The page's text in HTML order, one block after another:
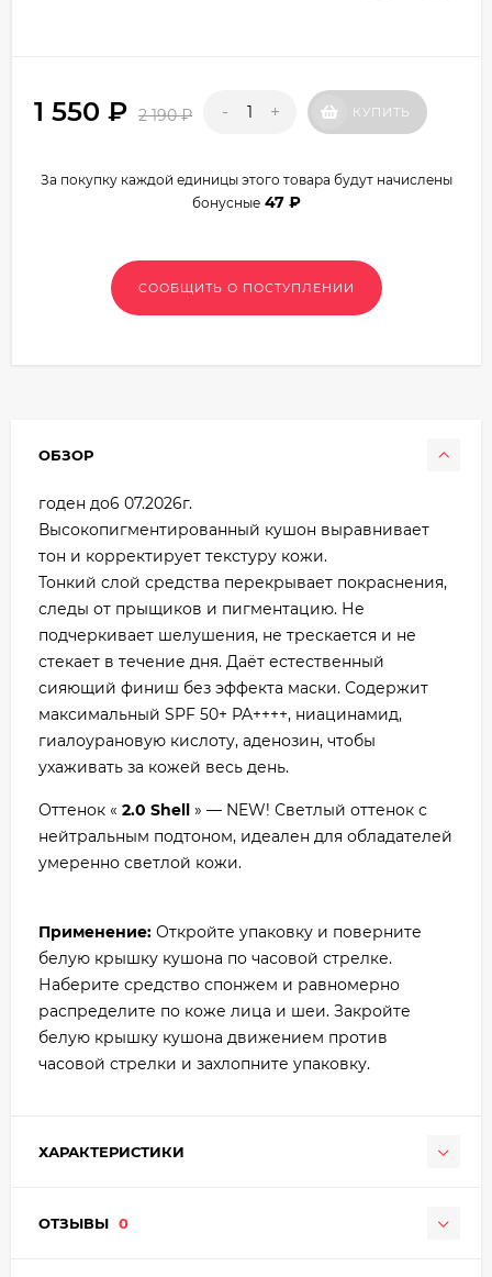
1 550 ₽ 2 190₽ - + КУПИТЬ
За покупку каждой единицы этого товара будут начислены
бонусные 47 ₽
СООБЩИТЬ О ПОСТУПЛЕНИИ
ОБЗОР
годен до6 07.2026г.
Высокопигментированный кушон выравнивает
тон и корректирует текстуру кожи.
Тонкий слой средства перекрывает покраснения,
следы от прыщиков и пигментацию. Не
подчеркивает шелушения, не трескается и не
стекает в течение дня. Даёт естественный
сияющий финиш без эффекта маски. Содержит
максимальный SPF 50+ PA++++, ниацинамид,
гиалоурановую кислоту, аденозин, чтобы
ухаживать за кожей весь день.
Оттенок « 2.0 Shell » — NEW! Светлый оттенок с
нейтральным подтоном, идеален для обладателей
умеренно светлой кожи.
Применение: Откройте упаковку и поверните
белую крышку кушона по часовой стрелке.
Наберите средство спонжем и равномерно
распределите по коже лица и шеи. Закройте
белую крышку кушона движением против
часовой стрелки и захлопните упаковку.
ХАРАКТЕРИСТИКИ
ОТЗЫВЫ 0